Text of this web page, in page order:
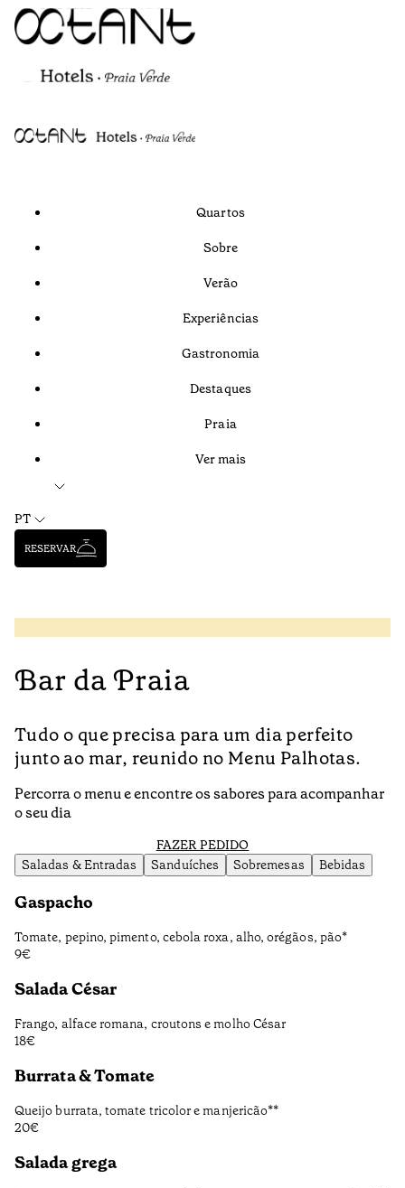
Quartos
Sobre
Verão
Experiências
Gastronomia
Destaques
Praia
Ver mais
PT
RESERVAR
Bar da Praia
Tudo o que precisa para um dia perfeito
junto ao mar, reunido no Menu Palhotas.
Percorra o menu e encontre os sabores para acompanhar
o seu dia
FAZER PEDIDO
Saladas & Entradas
Sanduíches Sobremesas Bebidas
Gaspacho
Tomate, pepino, pimento, cebola roxa, alho, orégãos, pão*
9€
Salada César
Frango, alface romana, croutons e molho César
18€
Burrata & Tomate
Queijo burrata, tomate tricolor e manjericão**
20€
Salada grega